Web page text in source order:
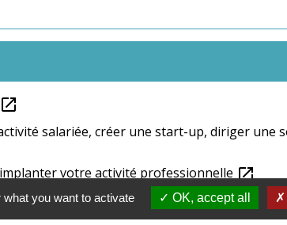
open_in_new
salariée, créer une start-up, diriger une
votre activité professionnelle open_in_new
you want to activate OK, accept all